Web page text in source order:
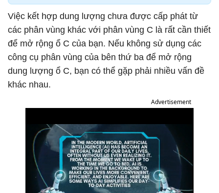
Việc kết hợp dung lượng chưa được cấp phát từ
các phân vùng khác với phân vùng C là rất cần thiết
để mở rộng ổ C của bạn. Nếu không sử dụng các
công cụ phân vùng của bên thứ ba để mở rộng
dung lượng ổ C, bạn có thể gặp phải nhiều vấn đề
khác nhau.
Advertisement